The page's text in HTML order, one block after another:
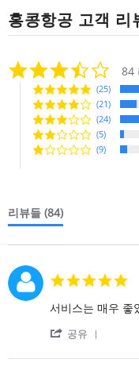
홍콩항공 고객 리
3.6
star
rating
84
(25)
(21)
(24)
(5)
(9)
리뷰들 (84)
Review
on
Oct
review
서
스
서비스는 매우 좋
공유
Review